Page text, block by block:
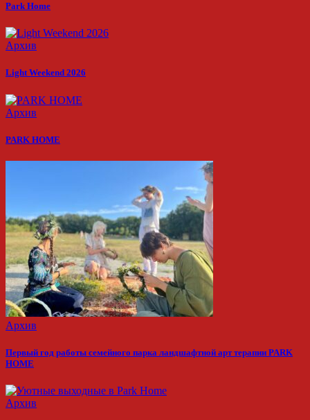
Park Home
Архив
Light Weekend 2026
Архив
PARK HOME
Архив
Первый год работы семейного парка ландшафтной арт терапии PARK
HOME
Архив